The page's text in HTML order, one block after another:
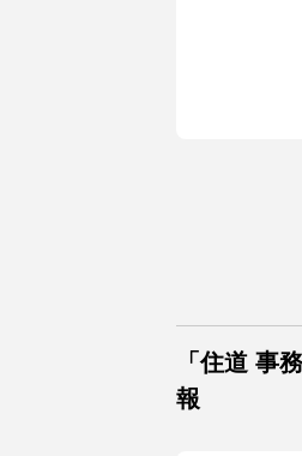
「住道 事
報